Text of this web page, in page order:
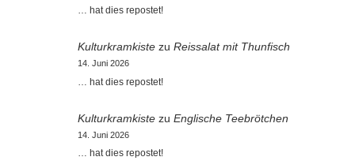
… hat dies repostet!
Kulturkramkiste zu Reissalat mit Thunfisch
14. Juni 2026
… hat dies repostet!
Kulturkramkiste zu Englische Teebrötchen
14. Juni 2026
… hat dies repostet!